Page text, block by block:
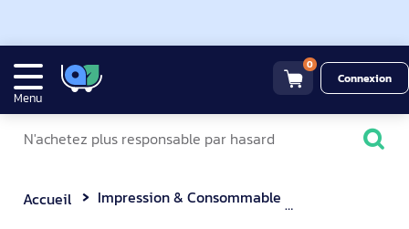
Menu
0
Connexion
Accueil Impression & Consommable